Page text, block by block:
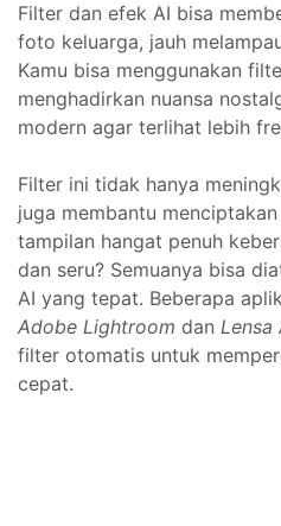
Filter dan efek AI bisa
foto keluarga, jauh
Kamu bisa menggunakan
menghadirkan nuansa
modern agar terlihat lebih
Filter ini tidak hanya
juga membantu
tampilan hangat penuh
dan seru? Semuanya bisa
AI yang tepat. Beberapa
Adobe Lightroom dan Lensa
filter otomatis untuk
cepat.